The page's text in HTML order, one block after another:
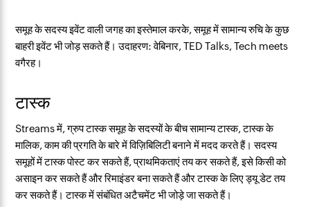
समूह के सदस्य इवेंट वाली जगह का इस्तेमाल करके, समूह में सामान्य रुचि के कुछ
बाहरी इवेंट भी जोड़ सकते हैं। उदाहरण: वेबिनार, TED Talks, Tech meets
वगैरह।
टास्क
Streams में, ग्रुप टास्क समूह के सदस्यों के बीच सामान्य टास्क, टास्क के
मालिक, काम की प्रगति के बारे में विज़िबिलिटी बनाने में मदद करते हैं। सदस्य
समूहों में टास्क पोस्ट कर सकते हैं, प्राथमिकताएं तय कर सकते हैं, इसे किसी को
असाइन कर सकते हैं और रिमाइंडर बना सकते हैं और टास्क के लिए ड्यू डेट तय
कर सकते हैं। टास्क में संबंधित अटैचमेंट भी जोड़े जा सकते हैं।